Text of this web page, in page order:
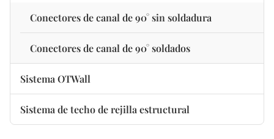
Cierre de Diamante
Conectores de canal de 90° sin soldadura
Conectores de canal de 90° soldados
Sistema OTWall
Sistema de techo de rejilla estructural